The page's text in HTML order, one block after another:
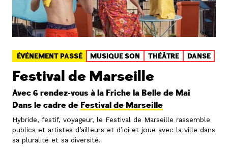
ÉVÉNEMENT PASSÉ MUSIQUE SON THÉÂTRE DANSE
Festival de Marseille
Avec 6 rendez-vous à la Friche la Belle de Mai
Dans le cadre de Festival de Marseille
Hybride, festif, voyageur, le Festival de Marseille rassemble
publics et artistes d’ailleurs et d’ici et joue avec la ville dans
sa pluralité et sa diversité.